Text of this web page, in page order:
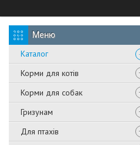
Каталог
Корми для котів
Корми для собак
Гризунам
Для птахів